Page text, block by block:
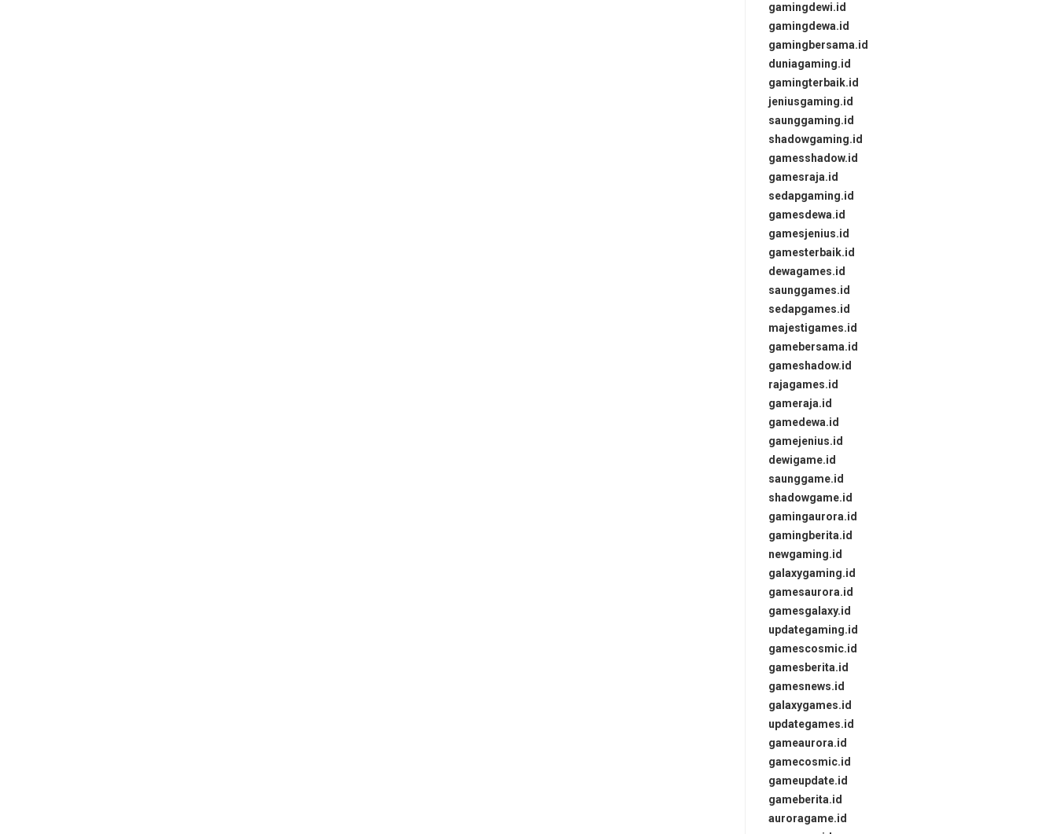
gamingdewi.id
gamingdewa.id
gamingbersama.id
duniagaming.id
gamingterbaik.id
jeniusgaming.id
saunggaming.id
shadowgaming.id
gamesshadow.id
gamesraja.id
sedapgaming.id
gamesdewa.id
gamesjenius.id
gamesterbaik.id
dewagames.id
saunggames.id
sedapgames.id
majestigames.id
gamebersama.id
gameshadow.id
rajagames.id
gameraja.id
gamedewa.id
gamejenius.id
dewigame.id
saunggame.id
shadowgame.id
gamingaurora.id
gamingberita.id
newgaming.id
galaxygaming.id
gamesaurora.id
gamesgalaxy.id
updategaming.id
gamescosmic.id
gamesberita.id
gamesnews.id
galaxygames.id
updategames.id
gameaurora.id
gamecosmic.id
gameupdate.id
gameberita.id
auroragame.id